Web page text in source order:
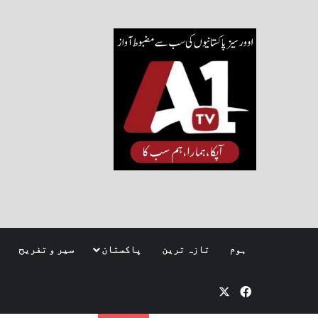
ہوم تازہ ترین پاکستان سیر و تفریح
Facebook